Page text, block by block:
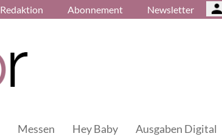
Redaktion Abonnement Newsletter
Messen Hey Baby Ausgaben Digital